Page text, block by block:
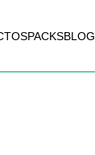
PACKSBLOG